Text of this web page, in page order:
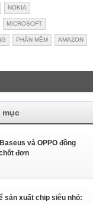
NOKIA
MICROSOFT
PHẦN MỀM AMAZON
mục
và OPPO đồng
đơn
sản xuất chip siêu nhỏ: